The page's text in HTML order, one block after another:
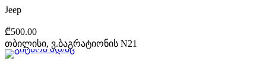
Jeep
₾500.00
თბილისი, ვ.ბაგრატიონის N21